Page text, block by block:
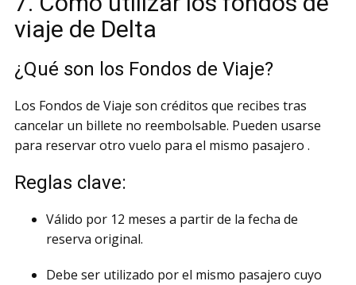
viaje de Delta
¿Qué son los Fondos de Viaje?
Los Fondos de Viaje son créditos que recibes tras
cancelar un billete no reembolsable. Pueden usarse
para reservar otro vuelo para el mismo pasajero .
Reglas clave:
Válido por 12 meses a partir de la fecha de
reserva original.
Debe ser utilizado por el mismo pasajero cuyo